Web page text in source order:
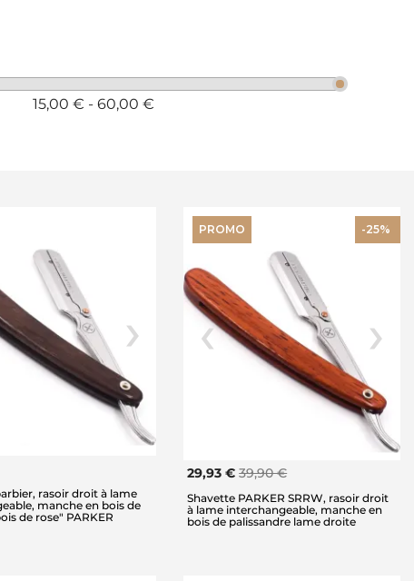
15,00 € - 60,00 €
rasoir droit à lame
manche en bois de
de rose" PARKER
PROMO -25%
29,93 €39,90 €
Shavette PARKER SRRW, rasoir droit
à lame interchangeable, manche en
bois de palissandre lame droite